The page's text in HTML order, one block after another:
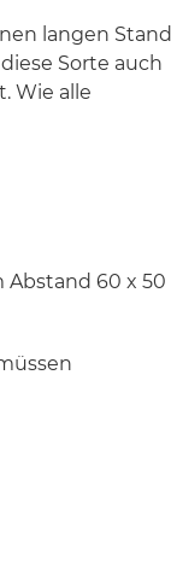
langen Stand
Sorte auch
Wie alle
Abstand 60 x 50